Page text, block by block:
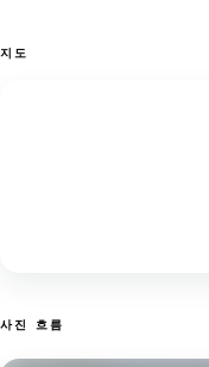
지도
사진 흐름